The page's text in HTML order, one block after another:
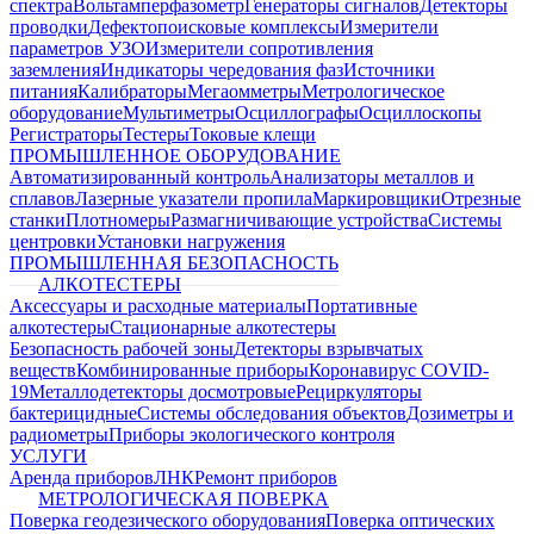
спектраВольтамперфазометрГенераторы сигналовДетекторы
проводкиДефектопоисковые комплексыИзмерители
параметров УЗОИзмерители сопротивления
заземленияИндикаторы чередования фазИсточники
питанияКалибраторыМегаомметрыМетрологическое
оборудованиеМультиметрыОсциллографыОсциллоскопы
РегистраторыТестерыТоковые клещи
ПРОМЫШЛЕННОЕ ОБОРУДОВАНИЕ
Автоматизированный контрольАнализаторы металлов и
сплавовЛазерные указатели пропилаМаркировщикиОтрезные
станкиПлотномерыРазмагничивающие устройстваСистемы
центровкиУстановки нагружения
ПРОМЫШЛЕННАЯ БЕЗОПАСНОСТЬ
АЛКОТЕСТЕРЫ
Аксессуары и расходные материалыПортативные
алкотестерыСтационарные алкотестеры
Безопасность рабочей зоныДетекторы взрывчатых
веществКомбинированные приборыКоронавирус COVID-
19Металлодетекторы досмотровыеРециркуляторы
бактерицидныеСистемы обследования объектовДозиметры и
радиометрыПриборы экологического контроля
УСЛУГИ
Аренда приборовЛНКРемонт приборов
МЕТРОЛОГИЧЕСКАЯ ПОВЕРКА
Поверка геодезического оборудованияПоверка оптических